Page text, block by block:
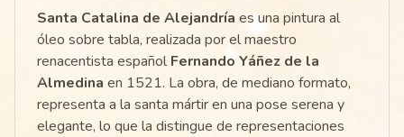
Santa Catalina de Alejandría es una pintura al
óleo sobre tabla, realizada por el maestro
renacentista españolFernando Yáñez de la
Almedina en 1521. La obra, de mediano formato,
representa a la santa mártir en una pose serena y
elegante, lo que la distingue de representaciones